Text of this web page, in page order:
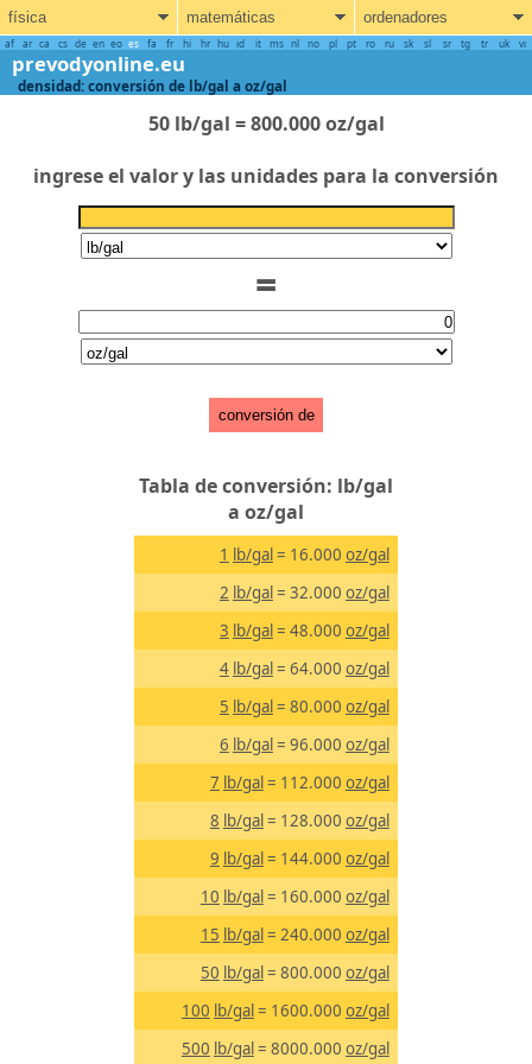
física matemáticas ordenadores
af ar ca cs de en eo es fa fr hi hr hu id it ms nl no pl pt ro ru sk sl sr tg tr uk vi
prevodyonline.eu
densidad: conversión de lb/gal a oz/gal
50 lb/gal = 800.000 oz/gal
ingrese el valor y las unidades para la conversión
=
conversión de
Tabla de conversión: lb/gal
a oz/gal
1 lb/gal= 16.000 oz/gal
2 lb/gal= 32.000 oz/gal
3 lb/gal= 48.000 oz/gal
4 lb/gal= 64.000 oz/gal
5 lb/gal= 80.000 oz/gal
6 lb/gal= 96.000 oz/gal
7 lb/gal= 112.000 oz/gal
8 lb/gal= 128.000 oz/gal
9 lb/gal= 144.000 oz/gal
10 lb/gal= 160.000 oz/gal
15 lb/gal= 240.000 oz/gal
50 lb/gal= 800.000 oz/gal
100 lb/gal= 1600.000 oz/gal
500 lb/gal= 8000.000 oz/gal